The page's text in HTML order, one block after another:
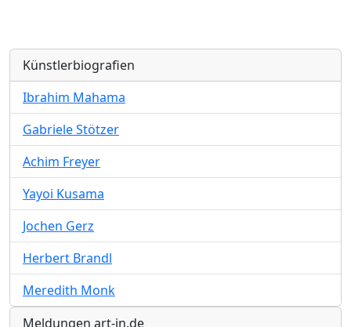
Künstlerbiografien
Ibrahim Mahama
Gabriele Stötzer
Achim Freyer
Yayoi Kusama
Jochen Gerz
Herbert Brandl
Meredith Monk
Meldungen art-in.de